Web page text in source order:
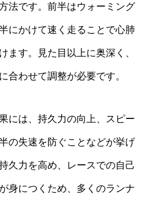
法です。前半はウォーミング
にかけて速く走ることで心肺
ます。見た目以上に奥深く、
合わせて調整が必要です。
には、持久力の向上、スピー
の失速を防ぐことなどが挙げ
久力を高め、レースでの自己
身につくため、多くのランナ